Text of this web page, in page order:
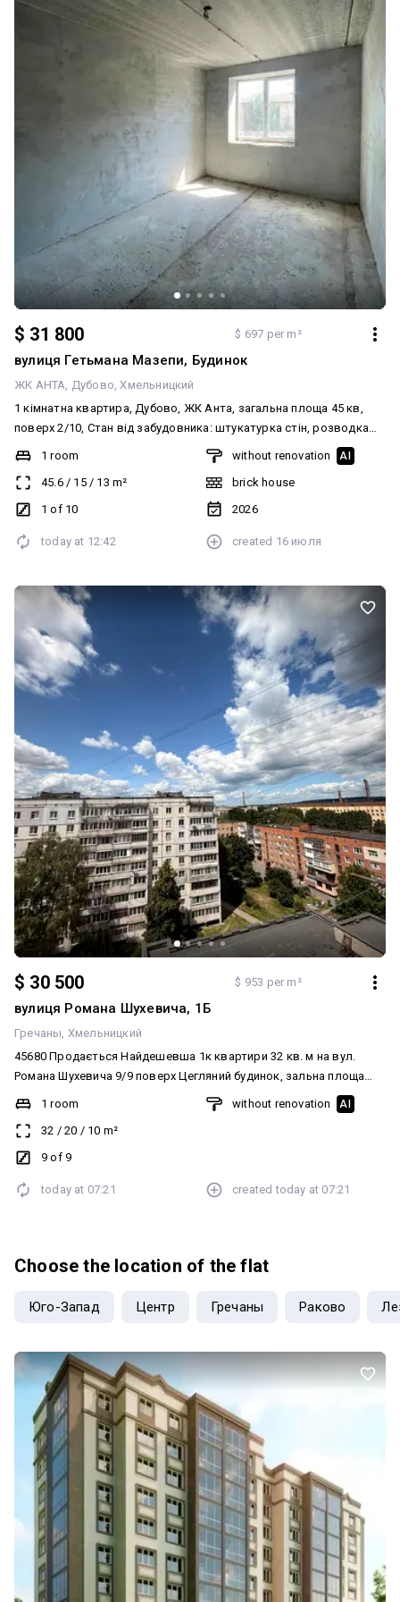
$ 24 000
Озёрная улица
Хмельницкий
1 к. Виставка Площа 43 кВ. Поверх 3/10 Після будівельників
Гарне місце розташування Телефонуйте
1 room
43
/ / 8 m²
without renovation
today at06:34 created today at
$ 31 000
Маайборського, 2
Хмельницкий
2к - Раково Майборского 2к квартира 5 поверх 5 Загальна площа
53 м² Велика прихожа Два балкони НЕ кутова Меблі
залишаються. Торг можливий Оформлення мінімальне.
Детальніше за вказаним номером
2 rooms
53
/ / 9m²